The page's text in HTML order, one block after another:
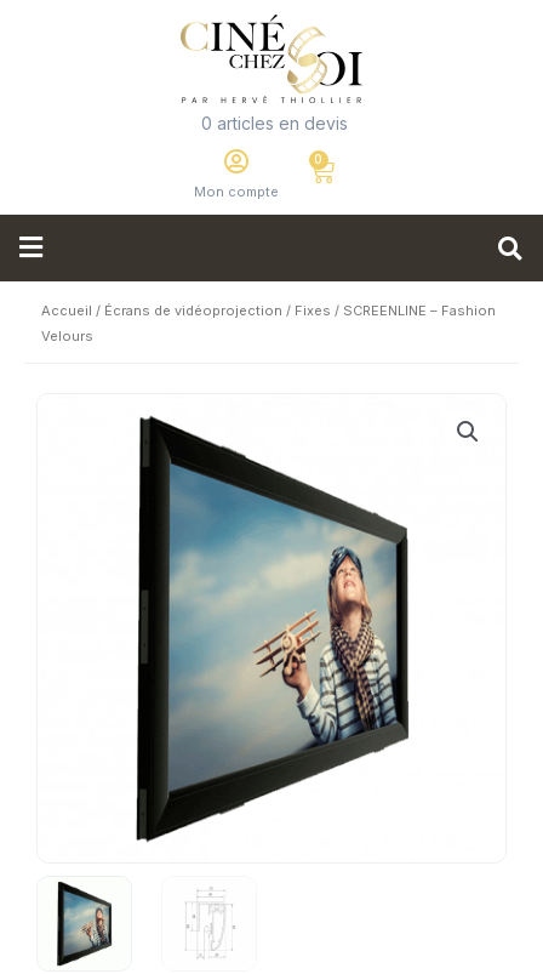
0 articles en devis
Mon compte
Accueil / Écrans de vidéoprojection / Fixes / SCREENLINE – Fashion
Velours